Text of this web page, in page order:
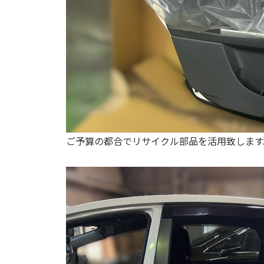
ご予算の都合でリサイクル部品を活用致しま